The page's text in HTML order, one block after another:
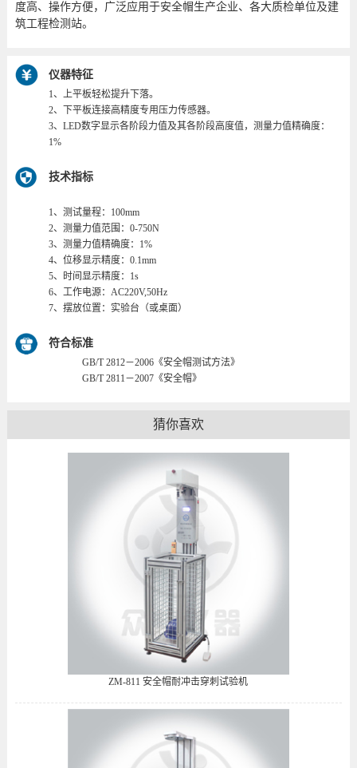
度高、操作方便，广泛应用于安全帽生产企业、各大质检单位及建
筑工程检测站。
仪器特征
1、上平板轻松提升下落。
2、下平板连接高精度专用压力传感器。
3、LED数字显示各阶段力值及其各阶段高度值，测量力值精确度：
1%
技术指标
1、测试量程：100mm
2、测量力值范围：0-750N
3、测量力值精确度：1%
4、位移显示精度：0.1mm
5、时间显示精度：1s
6、工作电源：AC220V,50Hz
7、摆放位置：实验台（或桌面）
符合标准
GB/T 2812－2006《安全帽测试方法》
GB/T 2811－2007《安全帽》
猜你喜欢
ZM-811 安全帽耐冲击穿刺试验机